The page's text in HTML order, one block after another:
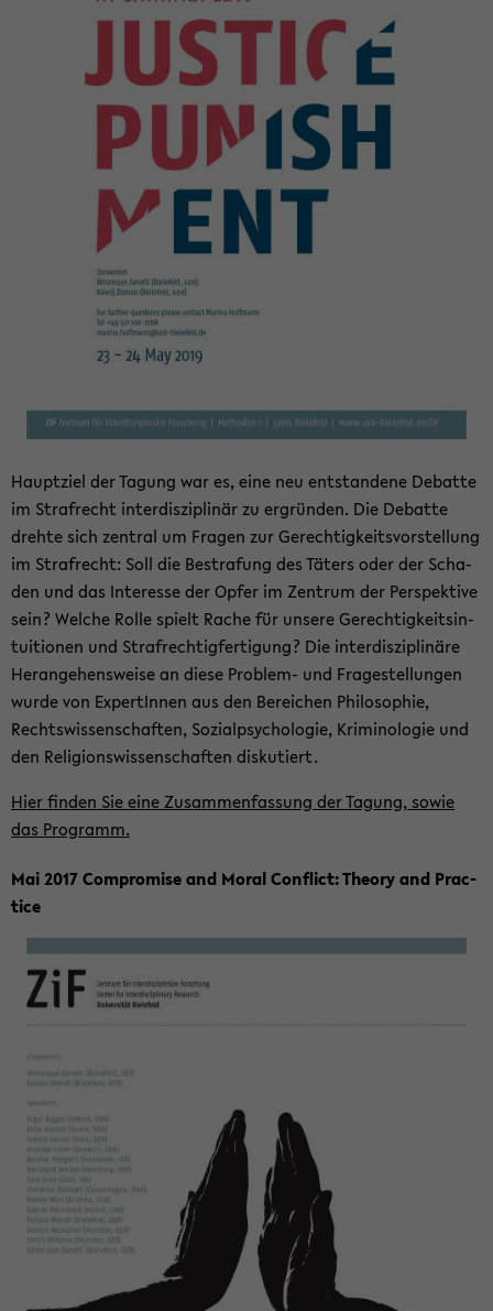
Haupt­ziel der Ta­gung war es, eine neu ent­stan­de­ne De­bat­te
im Straf­recht in­ter­dis­zi­pli­när zu er­grün­den. Die De­bat­te
dreh­te sich zen­tral um Fra­gen zur Ge­rech­tig­keits­vor­stel­lung
im Straf­recht: Soll die Be­stra­fung des Tä­ters oder der Scha­
den und das In­ter­es­se der Opfer im Zen­trum der Per­spek­ti­ve
sein? Wel­che Rolle spielt Rache für un­se­re Ge­rech­tig­keits­in­
tui­tio­nen und Straf­rech­tig­fer­ti­gung? Die in­ter­dis­zi­pli­nä­re
Her­an­ge­hens­wei­se an diese Problem-​ und Fra­ge­stel­lun­gen
wurde von Ex­per­tIn­nen aus den Be­rei­chen Phi­lo­so­phie,
Rechts­wis­sen­schaf­ten, So­zi­al­psy­cho­lo­gie, Kri­mi­no­lo­gie und
den Re­li­gi­ons­wis­sen­schaf­ten dis­ku­tiert.
Hierfin­den Sie eine Zu­sam­men­fas­sung der Ta­gung, sowie
das Pro­gramm.
Mai 2017 Com­pro­mi­se and Moral Con­flict: Theo­ry and Prac­
ti­ce